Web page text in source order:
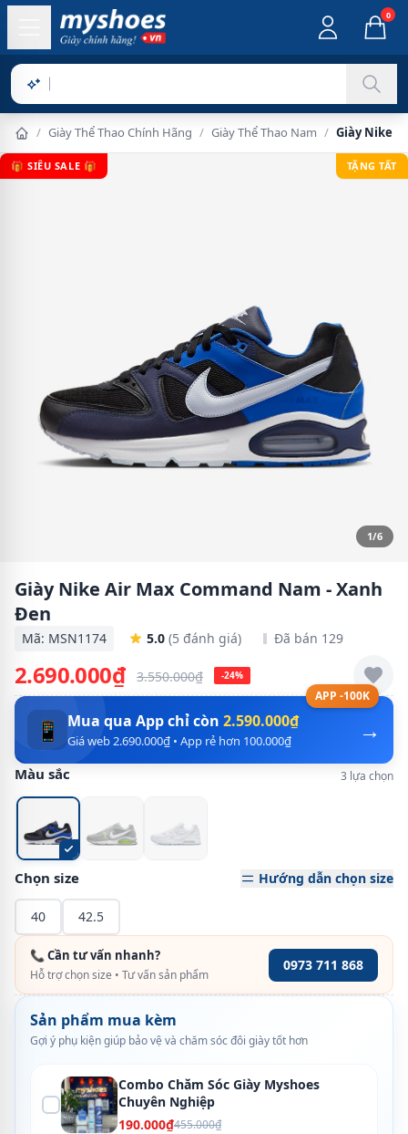
0
Sản phẩm ch
/ Giày Thể Thao Chính Hãng / Giày Thể Thao Nam / Giày Nike
🎁 SIÊU SALE 🎁 TẶNG TẤT
1/6
Giày Nike Air Max Command Nam - Xanh
Đen
Mã: MSN1174 5.0 (5 đánh giá) Đã bán 129
2.690.000₫ 3.550.000₫ -24%
APP -100K
→
📱 Mua qua App chỉ còn 2.590.000₫
Giá web 2.690.000₫ • App rẻ hơn 100.000₫
Màu sắc 3 lựa chọn
Chọn size Hướng dẫn chọn size
40 42.5
📞 Cần tư vấn nhanh?
Hỗ trợ chọn size • Tư vấn sản phẩm
0973 711 868
Sản phẩm mua kèm
Gợi ý phụ kiện giúp bảo vệ và chăm sóc đôi giày tốt hơn
Combo Chăm Sóc Giày Myshoes
Chuyên Nghiệp
190.000₫455.000₫